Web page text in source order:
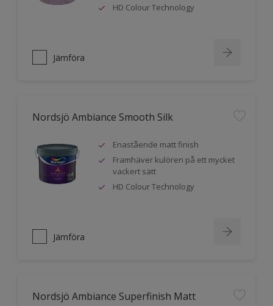
HD Colour Technology
Jämföra
Nordsjö Ambiance Smooth Silk
Enastående matt finish
Framhäver kulören på ett mycket
vackert sätt
HD Colour Technology
Jämföra
Nordsjö Ambiance Superfinish Matt